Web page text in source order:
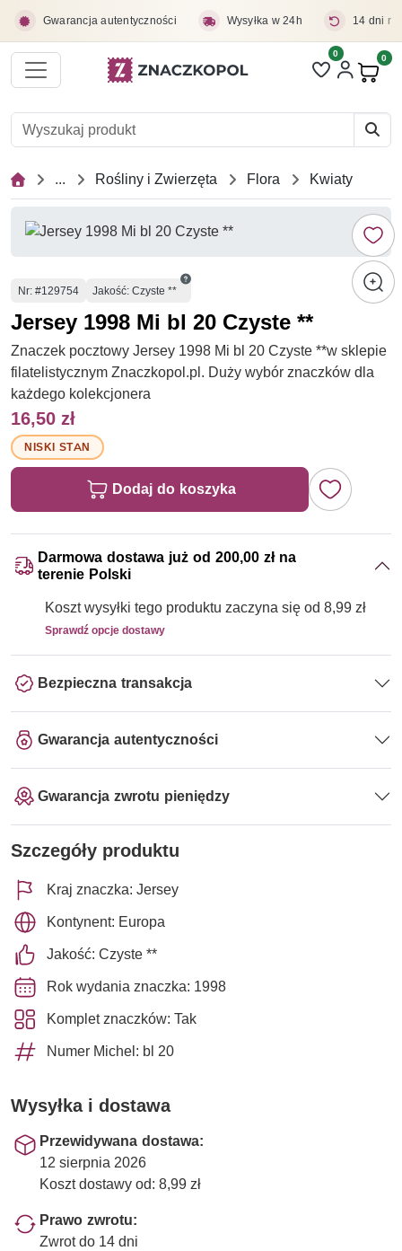
Gwarancja autentyczności Wysyłka w 24h 14 dni
Liczba pozycji
0 0
... Rośliny i Zwierzęta Flora Kwiaty
Numer
Nr: #129754 Jakość: Czyste **
Jersey 1998 Mi bl 20 Czyste **
Znaczek pocztowy Jersey 1998 Mi bl 20 Czyste **w sklepie
filatelistycznym Znaczkopol.pl. Duży wybór znaczków dla
każdego kolekcjonera
16,50 zł
NISKI STAN
Dodaj do koszyka
Darmowa dostawa już od 200,00 zł na
terenie Polski
Koszt wysyłki tego produktu zaczyna się od 8,99 zł
Sprawdź opcje dostawy
Bezpieczna transakcja
Gwarancja autentyczności
Gwarancja zwrotu pieniędzy
Szczegóły produktu
Kraj znaczka: Jersey
Kontynent: Europa
Jakość: Czyste **
Rok wydania znaczka: 1998
Komplet znaczków: Tak
Numer Michel: bl 20
Wysyłka i dostawa
Przewidywana dostawa:
12 sierpnia 2026
Koszt dostawy od: 8,99 zł
Prawo zwrotu:
Zwrot do 14 dni